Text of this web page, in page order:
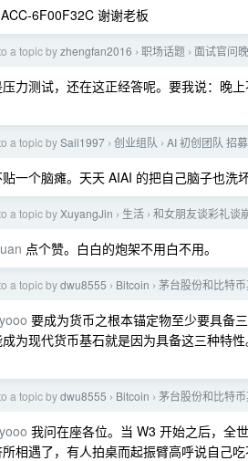
6F00F32C 谢谢老板
a topic byzhengfan2016 › 职场话题 › 面试官问
力测试，还在这正经答呢。要我说：晚
a topic bySail1997 › 创业组队 › AI 初创团队 招
一个脑瘫。天天 AIAI 的把自己脑子也洗坏
a topic byXuyangJin › 生活 › 和女朋友谈彩礼谈
点个赞。白白的炮架不用白不用。
a topic bydwu8555 › Bitcoin › 茅台股份和比特
要成为货币之根本锚定物至少要具备
为现代货币基石就是因为具备这三种特
a topic bydwu8555 › Bitcoin › 茅台股份和比特
我问在座各位。当 W3 开始之后，全
相遇了，有人拍桌而起振臂高呼说自己